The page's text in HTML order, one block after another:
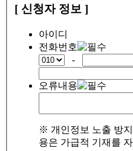
[ 신청자 정보 ]
아이디
전화번호
-
오류내용
※ 개인정보 노출 방
용은 가급적 기재를